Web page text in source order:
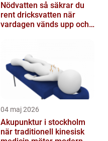
Nödvatten så säkrar du
rent dricksvatten när
vardagen vänds upp och
04 maj 2026
Akupunktur i stockholm
när traditionell kinesisk